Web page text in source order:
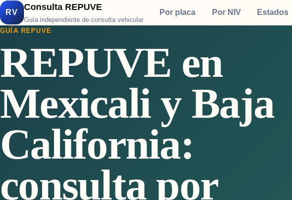
RV
Consulta REPUVE
Guía independiente de consulta vehicular
Por placa Por NIV Estados
GUÍA REPUVE
REPUVE en
Mexicali y Baja
California:
consulta por